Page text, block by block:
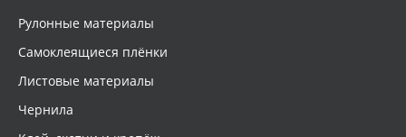
Рулонные материалы
Самоклеящиеся плёнки
Листовые материалы
Чернила